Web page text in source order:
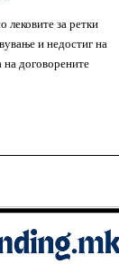
лековите за ретки
и недостиг на
на договорените